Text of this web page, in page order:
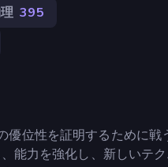
395
位性を証明するために戦
能力を強化し、新しいテ